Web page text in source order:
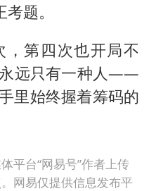
题。
第四次也开局不
远只有一种人——
里始终握着筹码的
平台“网易号”作者上传
网易仅提供信息发布平